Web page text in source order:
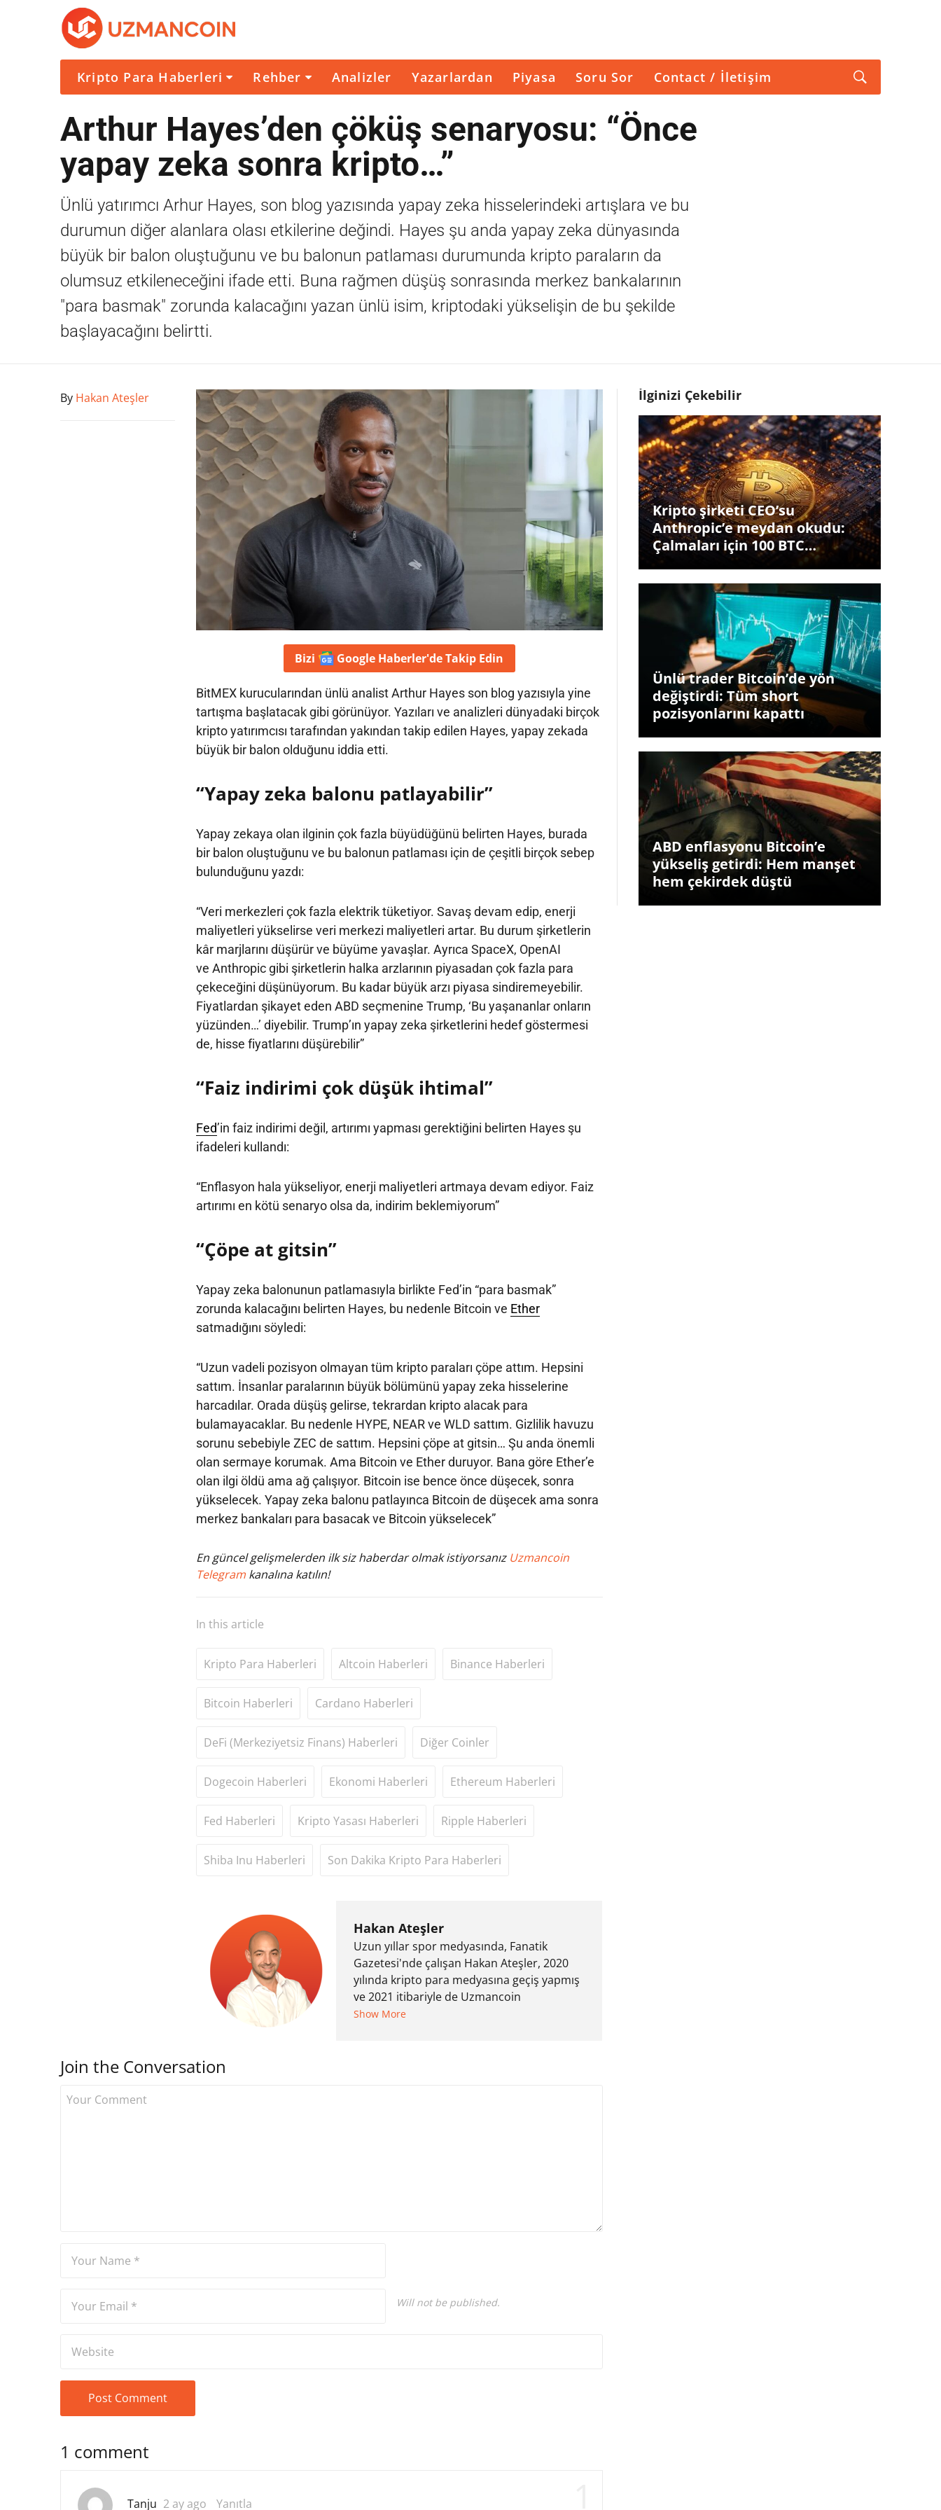
Kripto Para Haberleri Rehber Analizler Yazarlardan Piyasa Soru Sor Contact / İletişim
Arthur Hayes’den çöküş senaryosu: “Önce
yapay zeka sonra kripto…”
Ünlü yatırımcı Arhur Hayes, son blog yazısında yapay zeka hisselerindeki artışlara ve bu
durumun diğer alanlara olası etkilerine değindi. Hayes şu anda yapay zeka dünyasında
büyük bir balon oluştuğunu ve bu balonun patlaması durumunda kripto paraların da
olumsuz etkileneceğini ifade etti. Buna rağmen düşüş sonrasında merkez bankalarının
"para basmak" zorunda kalacağını yazan ünlü isim, kriptodaki yükselişin de bu şekilde
başlayacağını belirtti.
By Hakan Ateşler
Bizi Google Haberler'deTakip Edin
BitMEX kurucularından ünlü analist Arthur Hayes son blog yazısıyla yine
tartışma başlatacak gibi görünüyor. Yazıları ve analizleri dünyadaki birçok
kripto yatırımcısı tarafından yakından takip edilen Hayes, yapay zekada
büyük bir balon olduğunu iddia etti.
“Yapay zeka balonu patlayabilir”
Yapay zekaya olan ilginin çok fazla büyüdüğünü belirten Hayes, burada
bir balon oluştuğunu ve bu balonun patlaması için de çeşitli birçok sebep
bulunduğunu yazdı:
“Veri merkezleri çok fazla elektrik tüketiyor. Savaş devam edip, enerji
maliyetleri yükselirse veri merkezi maliyetleri artar. Bu durum şirketlerin
kâr marjlarını düşürür ve büyüme yavaşlar. Ayrıca SpaceX, OpenAI
ve Anthropic gibi şirketlerin halka arzlarının piyasadan çok fazla para
çekeceğini düşünüyorum. Bu kadar büyük arzı piyasa sindiremeyebilir.
Fiyatlardan şikayet eden ABD seçmenine Trump, ‘Bu yaşananlar onların
yüzünden…’ diyebilir. Trump’ın yapay zeka şirketlerini hedef göstermesi
de, hisse fiyatlarını düşürebilir”
“Faiz indirimi çok düşük ihtimal”
Fed’in faiz indirimi değil, artırımı yapması gerektiğini belirten Hayes şu
ifadeleri kullandı:
“Enflasyon hala yükseliyor, enerji maliyetleri artmaya devam ediyor. Faiz
artırımı en kötü senaryo olsa da, indirim beklemiyorum”
“Çöpe at gitsin”
Yapay zeka balonunun patlamasıyla birlikte Fed’in “para basmak”
zorunda kalacağını belirten Hayes, bu nedenle Bitcoin ve Ether
satmadığını söyledi:
“Uzun vadeli pozisyon olmayan tüm kripto paraları çöpe attım. Hepsini
sattım. İnsanlar paralarının büyük bölümünü yapay zeka hisselerine
harcadılar. Orada düşüş gelirse, tekrardan kripto alacak para
bulamayacaklar. Bu nedenle HYPE, NEAR ve WLD sattım. Gizlilik havuzu
sorunu sebebiyle ZEC de sattım. Hepsini çöpe at gitsin… Şu anda önemli
olan sermaye korumak. Ama Bitcoin ve Ether duruyor. Bana göre Ether’e
olan ilgi öldü ama ağ çalışıyor. Bitcoin ise bence önce düşecek, sonra
yükselecek. Yapay zeka balonu patlayınca Bitcoin de düşecek ama sonra
merkez bankaları para basacak ve Bitcoin yükselecek”
En güncel gelişmelerden ilk siz haberdar olmak istiyorsanız Uzmancoin
Telegram kanalına katılın!
In this article
Kripto Para Haberleri Altcoin Haberleri Binance Haberleri
Bitcoin Haberleri Cardano Haberleri
DeFi (Merkeziyetsiz Finans) Haberleri Diğer Coinler
Dogecoin Haberleri Ekonomi Haberleri Ethereum Haberleri
Fed Haberleri Kripto Yasası Haberleri Ripple Haberleri
Shiba Inu Haberleri Son Dakika Kripto Para Haberleri
Hakan Ateşler
Uzun yıllar spor medyasında, Fanatik
Gazetesi'nde çalışan Hakan Ateşler, 2020
yılında kripto para medyasına geçiş yapmış
ve 2021 itibariyle de Uzmancoin
bünyesinde çalışmaya başlamıştır. Notre
Show More
Join the Conversation
Will not be published.
1 comment
Tanju 2 ay ago Yanıtla
İlginizi Çekebilir
Kripto şirketi CEO’su
Anthropic’e meydan okudu:
Çalmaları için 100 BTC…
Ünlü trader Bitcoin’de yön
değiştirdi: Tüm short
pozisyonlarını kapattı
ABD enflasyonu Bitcoin’e
yükseliş getirdi: Hem manşet
hem çekirdek düştü